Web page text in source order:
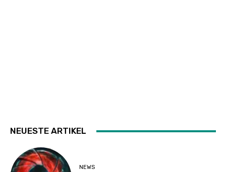
NEUESTE ARTIKEL
NEWS